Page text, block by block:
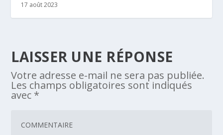
17 août 2023
LAISSER UNE RÉPONSE
Votre adresse e-mail ne sera pas publiée.
Les champs obligatoires sont indiqués
avec *